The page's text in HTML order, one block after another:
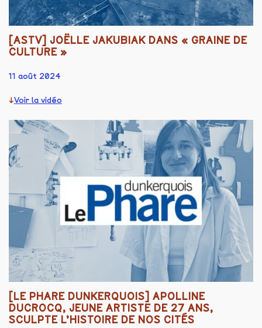
[ASTV] JOËLLE JAKUBIAK DANS « GRAINE DE
CULTURE »
11 août 2024
Voir la vidéo
[LE PHARE DUNKERQUOIS] APOLLINE
DUCROCQ, JEUNE ARTISTE DE 27 ANS,
SCULPTE L’HISTOIRE DE NOS CITÉS